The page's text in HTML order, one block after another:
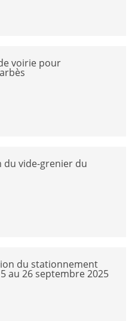
voirie pour
vide-grenier du
du stationnement
au 26 septembre 2025